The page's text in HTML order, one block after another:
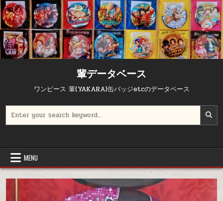
輩データベース
ワンピース 輩(YAKARA)缶バッジetcのデータベース
MENU